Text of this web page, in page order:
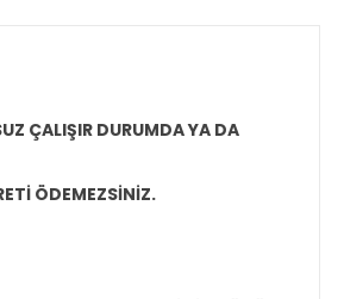
ÇALIŞIR DURUMDA YA DA
ÖDEMEZSİNİZ.